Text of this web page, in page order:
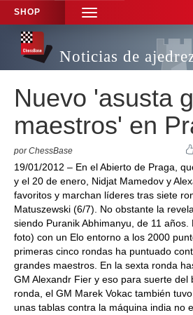
SHOP
TOGGLE
NAVIGATION
Noticias de
Nuevo 'asusta
maestros' en
por ChessBase
19/01/2012 – En el Abierto de Praga,
y el 20 de enero, Nidjat Mamedov y
favoritos y marchan líderes tras siete
Matuszewski (6/7). No obstante la
siendo Puranik Abhimanyu, de 11 años.
foto) con un Elo entorno a los 2000
primeras cinco rondas ha puntuado
grandes maestros. En la sexta ronda
GM Alexandr Fier y eso para suerte del
ronda, el GM Marek Vokac también
unas tablas contra la máquina india no